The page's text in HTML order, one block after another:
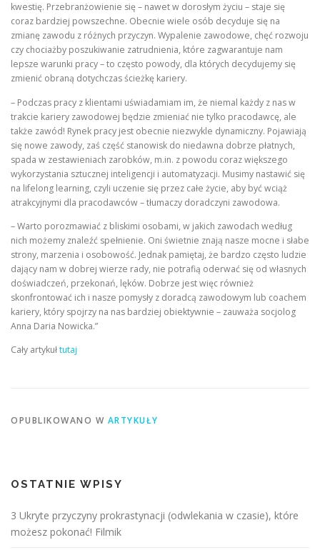
kwestię. Przebranżowienie się – nawet w dorosłym życiu – staje się
coraz bardziej powszechne. Obecnie wiele osób decyduje się na
zmianę zawodu z różnych przyczyn. Wypalenie zawodowe, chęć rozwoju
czy chociażby poszukiwanie zatrudnienia, które zagwarantuje nam
lepsze warunki pracy – to często powody, dla których decydujemy się
zmienić obraną dotychczas ścieżkę kariery.
– Podczas pracy z klientami uświadamiam im, że niemal każdy z nas w
trakcie kariery zawodowej będzie zmieniać nie tylko pracodawcę, ale
także zawód! Rynek pracy jest obecnie niezwykle dynamiczny. Pojawiają
się nowe zawody, zaś część stanowisk do niedawna dobrze płatnych,
spada w zestawieniach zarobków, m.in. z powodu coraz większego
wykorzystania sztucznej inteligencji i automatyzacji. Musimy nastawić się
na lifelong learning, czyli uczenie się przez całe życie, aby być wciąż
atrakcyjnymi dla pracodawców – tłumaczy doradczyni zawodowa.
– Warto porozmawiać z bliskimi osobami, w jakich zawodach według
nich możemy znaleźć spełnienie. Oni świetnie znają nasze mocne i słabe
strony, marzenia i osobowość. Jednak pamiętaj, że bardzo często ludzie
dający nam w dobrej wierze rady, nie potrafią oderwać się od własnych
doświadczeń, przekonań, lęków. Dobrze jest więc również
skonfrontować ich i nasze pomysły z doradcą zawodowym lub coachem
kariery, który spojrzy na nas bardziej obiektywnie – zauważa socjolog
Anna Daria Nowicka.”
Cały artykułtutaj
OPUBLIKOWANO W ARTYKUŁY
OSTATNIE WPISY
3 Ukryte przyczyny prokrastynacji (odwlekania w czasie), które
możesz pokonać! Filmik